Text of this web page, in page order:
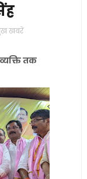
खबरें
तक